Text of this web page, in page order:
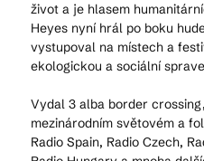
život a je hlasem
Heyes nyní hrál po boku
vystupoval na místech a
ekologickou a sociální
Vydal 3 alba border
mezinárodním světovém a
Radio Spain, Radio Czech,